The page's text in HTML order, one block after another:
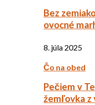
Bez
ovocné
8. júla 2025
Čo na obed
Pečiem v
žemľovka z